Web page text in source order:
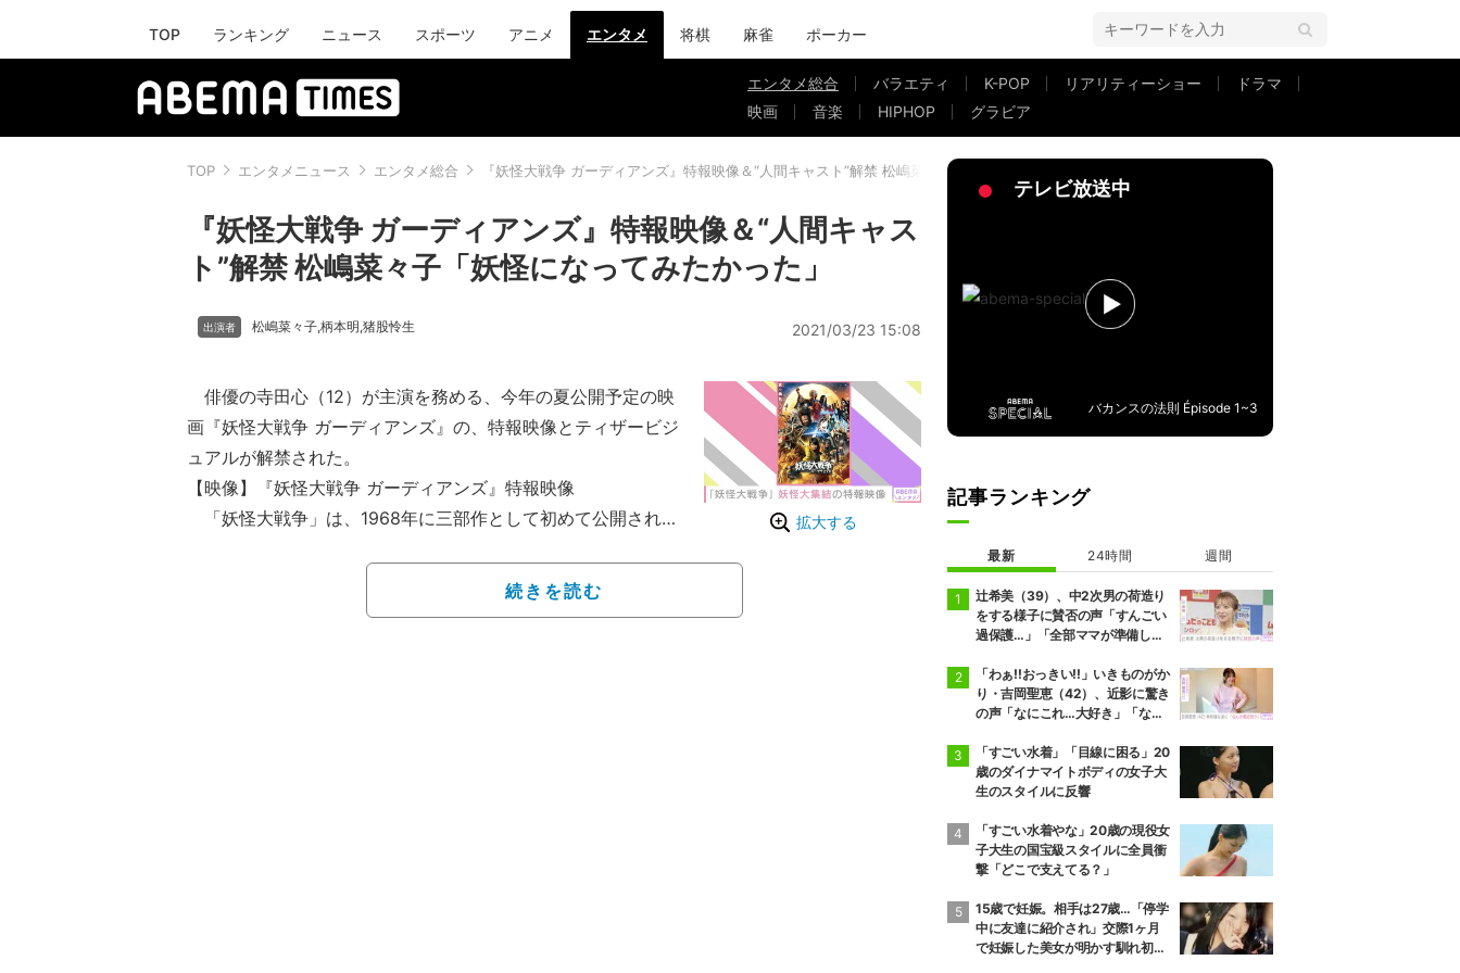
TOP ランキング ニュース スポーツ アニメ エンタメ 将棋 麻雀 ポーカー
エンタメ総合 バラエティ K-POP リアリティーショー
ドラマ
映画
音楽 HIPHOP グラビア
TOP エンタメニュース エンタメ総合 『妖怪大戦争 ガーディアンズ』特報映像＆“人間キャスト”解禁 松嶋菜々子「妖怪になってみたかった」
『妖怪大戦争 ガーディアンズ』特報映像＆“人間キャス
ト”解禁 松嶋菜々子「妖怪になってみたかった」
松嶋菜々子,柄本明,猪股怜生 2021/03/23 15:08
拡大する
俳優の寺田心（12）が主演を務める、今年の夏公開予定の映
画『妖怪大戦争 ガーディアンズ』の、特報映像とティザービジ
ュアルが解禁された。
【映像】『妖怪大戦争 ガーディアンズ』特報映像
「妖怪大戦争」は、1968年に三部作として初めて公開され、
務め、興行収入20億円を記録した。前作に続き、三池崇史が監
督を務める『妖怪大戦争 ガーディアンズ』では、妖怪役で俳優
続きを読む
テレビ放送中
バカンスの法則 Épisode 1~3
記事ランキング
最新 24時間 週間
辻希美（39）、中2次男の荷造り
をする様子に賛否の声「すんごい
過保護…」「全部ママが準備して
「わぁ!!おっきい!!」いきものがか
り・吉岡聖恵（42）、近影に驚き
の声「なにこれ…大好き」「なん
「すごい水着」「目線に困る」20
歳のダイナマイトボディの女子大
生のスタイルに反響
「すごい水着やな」20歳の現役女
子大生の国宝級スタイルに全員衝
撃「どこで支えてる？」
15歳で妊娠。相手は27歳…「停学
中に友達に紹介され」交際1ヶ月
で妊娠した美女が明かす馴れ初め